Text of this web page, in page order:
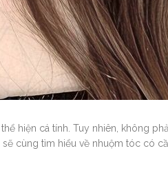
hiện cá tính. Tuy nhiên, không
cùng tìm hiểu về nhuộm tóc có